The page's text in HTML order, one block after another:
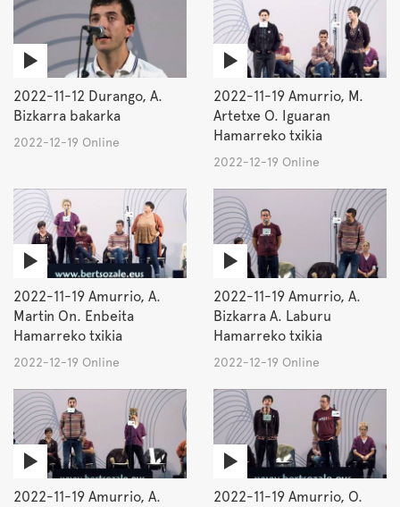
2022-11-12 Durango, A.
Bizkarra bakarka
2022-12-19 Online
2022-11-19 Amurrio, M.
Artetxe O. Iguaran
Hamarreko txikia
2022-12-19 Online
2022-11-19 Amurrio, A.
Martin On. Enbeita
Hamarreko txikia
2022-12-19 Online
2022-11-19 Amurrio, A.
Bizkarra A. Laburu
Hamarreko txikia
2022-12-19 Online
2022-11-19 Amurrio, A.
2022-11-19 Amurrio, O.